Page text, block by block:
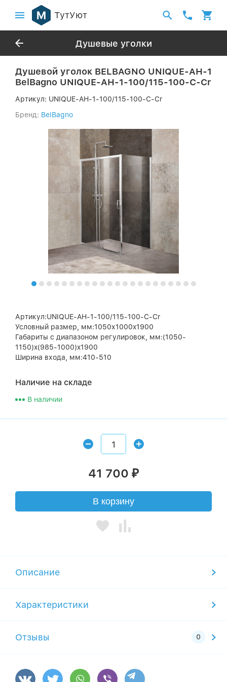
ТутУют
Душевые уголки
Душевой уголок BELBAGNO UNIQUE-AH-1
BelBagno UNIQUE-AH-1-100/115-100-C-Cr
Артикул: UNIQUE-AH-1-100/115-100-C-Cr
Бренд: BelBagno
Артикул:UNIQUE-AH-1-100/115-100-C-Cr
Условный размер, мм:1050х1000x1900
Габариты с диапазоном регулировок, мм:(1050-
1150)x(985-1000)x1900
Ширина входа, мм:410-510
Наличие на складе
В наличии
41 700 ₽
В корзину
Описание
Характеристики
Отзывы